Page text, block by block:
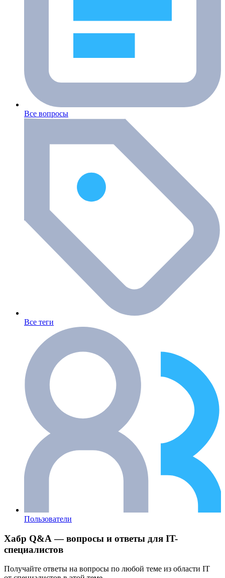
Все вопросы
Все теги
Пользователи
Хабр Q&A — вопросы и ответы для IT-
специалистов
Получайте ответы на вопросы по любой теме из области IT